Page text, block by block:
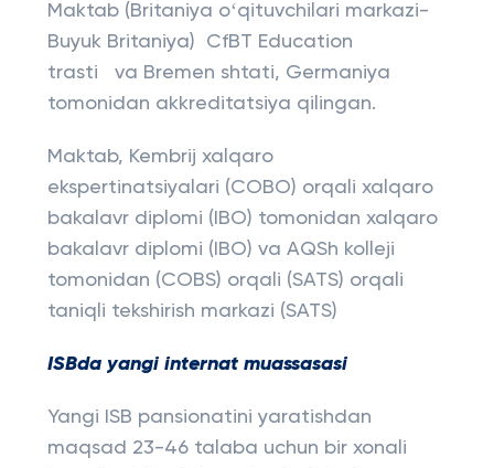
Maktab (Britaniya oʻqituvchilari markazi-
Buyuk Britaniya) CfBT Education
trasti va Bremen shtati, Germaniya
tomonidan akkreditatsiya qilingan.
Maktab, Kembrij xalqaro
ekspertinatsiyalari (COBO) orqali xalqaro
bakalavr diplomi (IBO) tomonidan xalqaro
bakalavr diplomi (IBO) va AQSh kolleji
tomonidan (COBS) orqali (SATS) orqali
taniqli tekshirish markazi (SATS)
ISBda yangi internat muassasasi
Yangi ISB pansionatini yaratishdan
maqsad 23-46 talaba uchun bir xonali